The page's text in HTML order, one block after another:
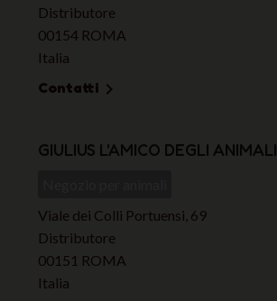
Distributore
00154 ROMA
Italia
Contatti 
GIULIUS L'AMICO DEGLI ANIMALI
Viale dei Colli Portuensi, 69
Distributore
00151 ROMA
Italia